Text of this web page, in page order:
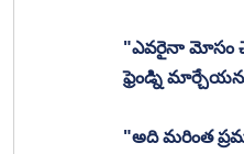
"ఎవరైనా మోసం
ఫ్రెండ్ని
"అది మరింత